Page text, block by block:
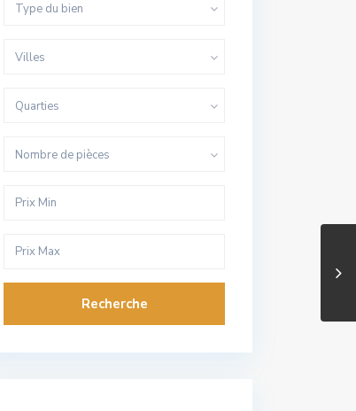
Type du bien
Villes
Quarties
Nombre de pièces
Recherche